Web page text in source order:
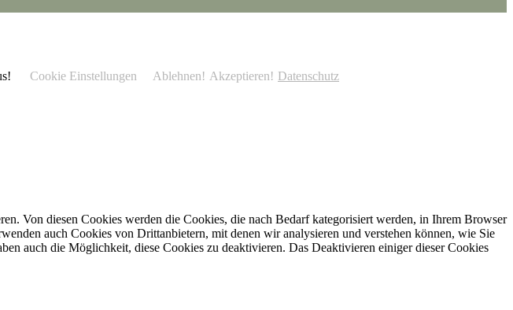
Cookie Einstellungen Ablehnen! Akzeptieren! Datenschutz
Von diesen Cookies werden die Cookies, die nach Bedarf kategorisiert werden, in Ihrem Browser
auch Cookies von Drittanbietern, mit denen wir analysieren und verstehen können, wie Sie
auch die Möglichkeit, diese Cookies zu deaktivieren. Das Deaktivieren einiger dieser Cookies